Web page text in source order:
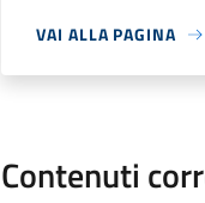
VAI ALLA PAGINA
Contenuti